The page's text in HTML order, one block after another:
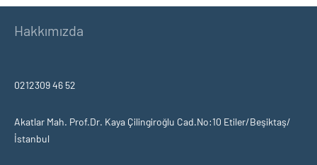
Hakkımızda
0212309 46 52
Akatlar Mah. Prof.Dr. Kaya Çilingiroğlu Cad.No:10 Etiler/Beşiktaş/
İstanbul